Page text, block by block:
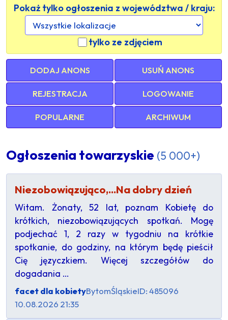
Pokaż tylko ogłoszenia z województwa / kraju:
tylko ze zdjęciem
DODAJ ANONS USUŃ ANONS
REJESTRACJA LOGOWANIE
POPULARNE ARCHIWUM
Ogłoszenia towarzyskie (5 000+)
Niezobowiązująco,...Na dobry dzień
Witam. Żonaty, 52 lat, poznam Kobietę do
krótkich, niezobowiązujących spotkań. Mogę
podjechać 1, 2 razy w tygodniu na krótkie
spotkanie, do godziny, na którym będę pieścił
Cię języczkiem. Więcej szczegółów do
dogadania …
facet dla kobietyBytomŚląskieID: 485096
10.08.2026 21:35